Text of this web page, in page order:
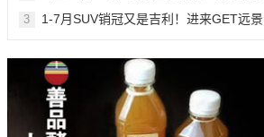
3
1-7月SUV销冠又是吉利！进来GET远景